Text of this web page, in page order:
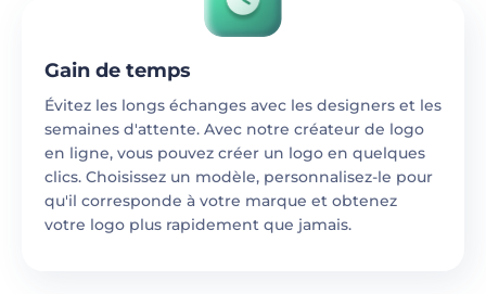
Gain de temps
Évitez les longs échanges avec les designers et les
semaines d'attente. Avec notre créateur de logo
en ligne, vous pouvez créer un logo en quelques
clics. Choisissez un modèle, personnalisez-le pour
qu'il corresponde à votre marque et obtenez
votre logo plus rapidement que jamais.